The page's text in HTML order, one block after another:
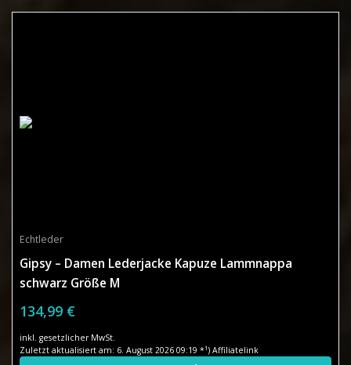
Echtleder
Gipsy – Damen Lederjacke Kapuze Lammnappa
schwarz Größe M
134,99 €
inkl. gesetzlicher MwSt.
Zuletzt aktualisiert am: 6. August 2026 09:19 *¹) Affiliatelink